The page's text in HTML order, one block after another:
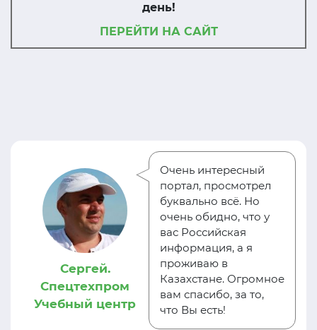
день!
ПЕРЕЙТИ НА САЙТ
Сергей.
Спецтехпром
Учебный центр
Очень интересный
портал, просмотрел
буквально всё. Но
очень обидно, что у
вас Российская
информация, а я
проживаю в
Казахстане. Огромное
вам спасибо, за то,
что Вы есть!